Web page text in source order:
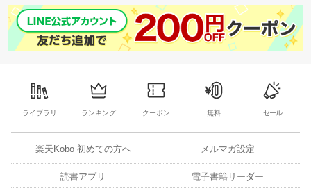
ライブラリ ランキング クーポン 無料 セール
楽天Kobo 初めての方へ メルマガ設定
読書アプリ 電子書籍リーダー